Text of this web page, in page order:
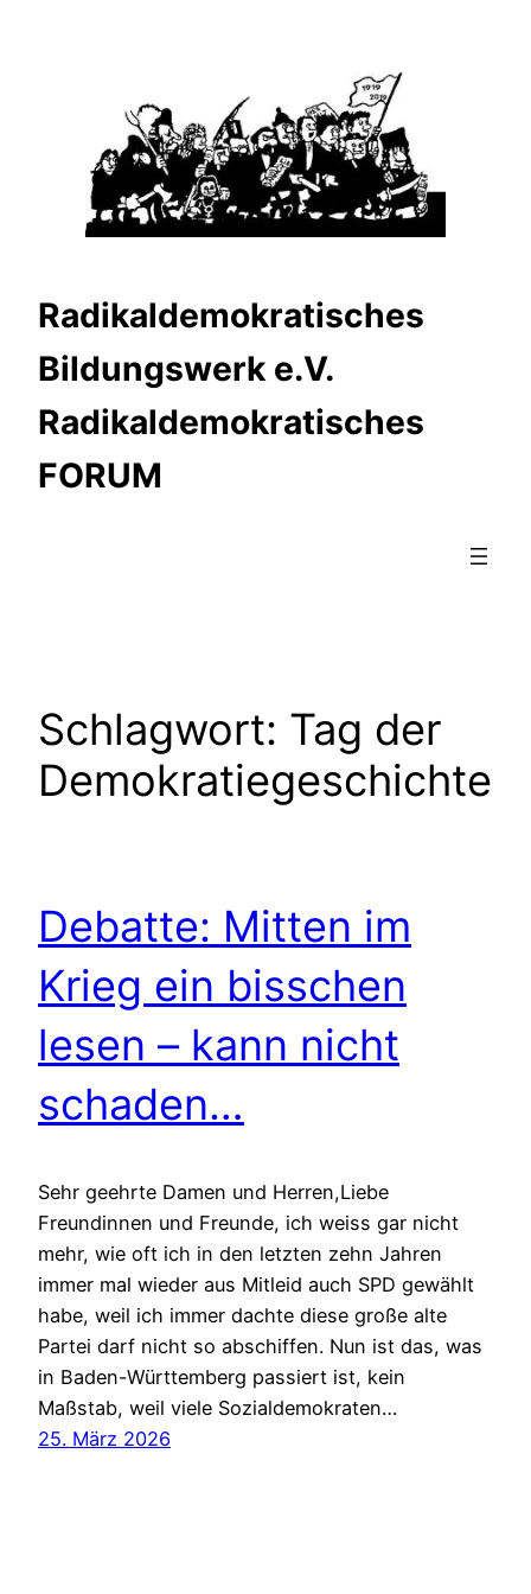
Radikaldemokratisches
Bildungswerk e.V.
Radikaldemokratisches
FORUM
Schlagwort: Tag der
Demokratiegeschichte
Debatte: Mitten im
Krieg ein bisschen
lesen – kann nicht
schaden…
Sehr geehrte Damen und Herren,Liebe
Freundinnen und Freunde, ich weiss gar nicht
mehr, wie oft ich in den letzten zehn Jahren
immer mal wieder aus Mitleid auch SPD gewählt
habe, weil ich immer dachte diese große alte
Partei darf nicht so abschiffen. Nun ist das, was
in Baden-Württemberg passiert ist, kein
Maßstab, weil viele Sozialdemokraten…
25. März 2026